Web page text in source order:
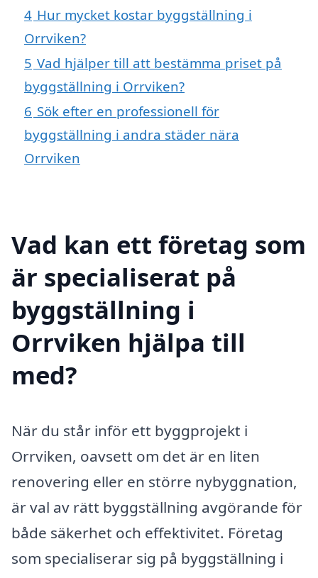
4 Hur mycket kostar byggställning i
Orrviken?
5 Vad hjälper till att bestämma priset på
byggställning i Orrviken?
6 Sök efter en professionell för
byggställning i andra städer nära
Orrviken
Vad kan ett företag som
är specialiserat på
byggställning i
Orrviken hjälpa till
med?
När du står inför ett byggprojekt i
Orrviken, oavsett om det är en liten
renovering eller en större nybyggnation,
är val av rätt byggställning avgörande för
både säkerhet och effektivitet. Företag
som specialiserar sig på byggställning i